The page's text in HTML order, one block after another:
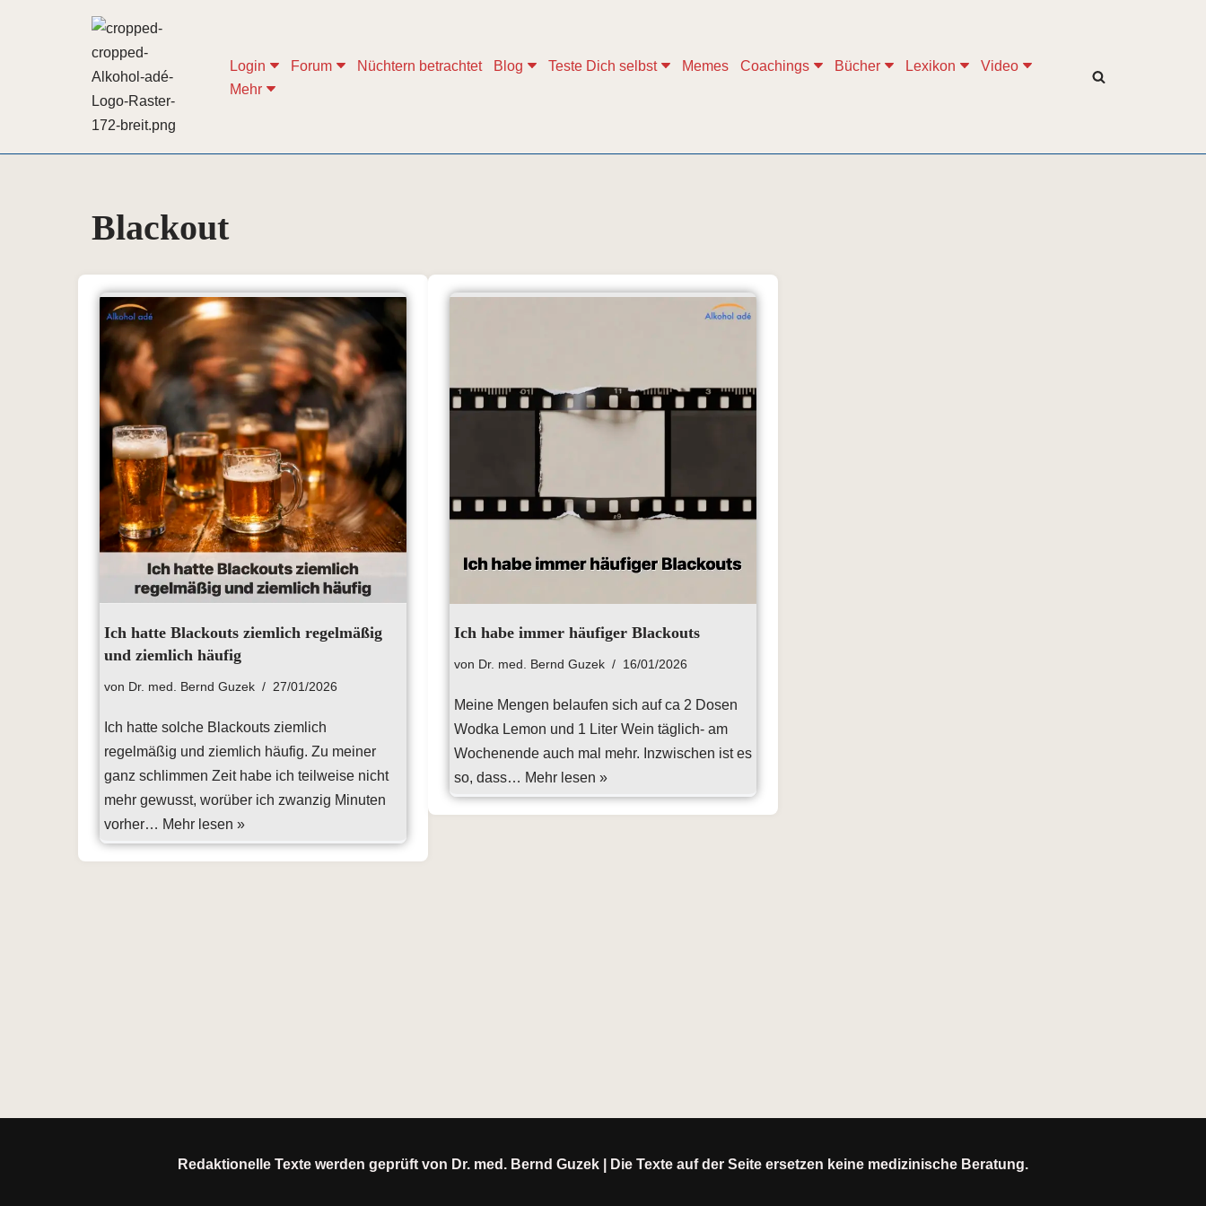
Login Forum Nüchtern betrachtet Blog Teste Dich selbst Memes Coachings Bücher Lexikon
Video
Mehr
Blackout
Ich hatte Blackouts ziemlich regelmäßig
und ziemlich häufig
von Dr. med. Bernd Guzek 27/01/2026
Ich hatte solche Blackouts ziemlich
regelmäßig und ziemlich häufig. Zu meiner
ganz schlimmen Zeit habe ich teilweise nicht
mehr gewusst, worüber ich zwanzig Minuten
vorher… Mehr lesen »
Ich habe immer häufiger Blackouts
von Dr. med. Bernd Guzek 16/01/2026
Meine Mengen belaufen sich auf ca 2 Dosen
Wodka Lemon und 1 Liter Wein täglich- am
Wochenende auch mal mehr. Inzwischen ist es
so, dass… Mehr lesen »
Redaktionelle Texte werden geprüft von Dr. med. Bernd Guzek | Die Texte auf der Seite ersetzen keine medizinische Beratung.